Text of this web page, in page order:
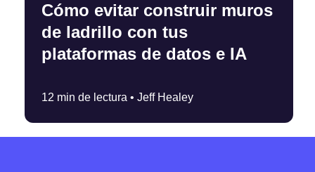
Cómo evitar construir muros
de ladrillo con tus
plataformas de datos e IA
12 min de lectura • Jeff Healey